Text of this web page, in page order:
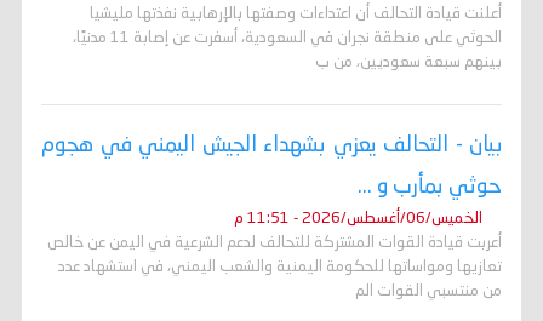
أعلنت قيادة التحالف أن اعتداءات وصفتها بالإرهابية نفذتها مليشيا
الحوثي على منطقة نجران في السعودية، أسفرت عن إصابة 11 مدنيًا،
بينهم سبعة سعوديين، من ب
بيان - التحالف يعزي بشهداء الجيش اليمني في هجوم
حوثي بمأرب و ...
الخميس/06/أغسطس/2026 - 11:51 م
أعربت قيادة القوات المشتركة للتحالف لدعم الشرعية في اليمن عن خالص
تعازيها ومواساتها للحكومة اليمنية والشعب اليمني، في استشهاد عدد
من منتسبي القوات الم